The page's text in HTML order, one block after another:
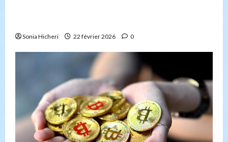
Sonia Hicheri 22 février 2026 0